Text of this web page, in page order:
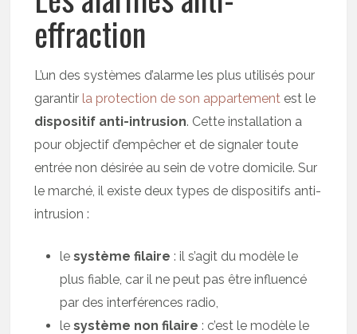
effraction
L’un des systèmes d’alarme les plus utilisés pour
garantir la protection de son appartement est le
dispositif anti-intrusion. Cette installation a
pour objectif d’empêcher et de signaler toute
entrée non désirée au sein de votre domicile. Sur
le marché, il existe deux types de dispositifs anti-
intrusion :
lesystème filaire : il s’agit du modèle le
plus fiable, car il ne peut pas être influencé
par des interférences radio,
lesystème non filaire : c’est le modèle le